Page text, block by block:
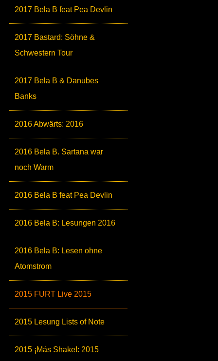
2017 Bela B feat Pea Devlin
2017 Bastard: Söhne &
Schwestern Tour
2017 Bela B & Danubes
Banks
2016 Abwärts: 2016
2016 Bela B. Sartana war
noch Warm
2016 Bela B feat Pea Devlin
2016 Bela B: Lesungen 2016
2016 Bela B: Lesen ohne
Atomstrom
2015 FURT Live 2015
2015 Lesung Lists of Note
2015 ¡Más Shake!: 2015